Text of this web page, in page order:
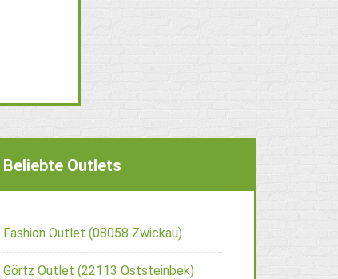
Beliebte Outlets
Fashion Outlet (08058 Zwickau)
Görtz Outlet (22113 Oststeinbek)